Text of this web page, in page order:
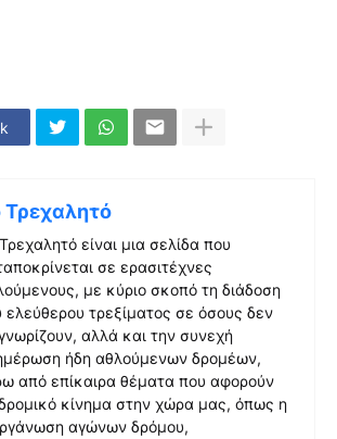
Τρεχαλητό
είναι μια σελίδα που
σε ερασιτέχνες
με κύριο σκοπό τη διάδοση
ελεύθερου τρεξίματος σε όσους δεν
αλλά και την συνεχή
ήδη αθλούμενων δρομέων,
από επίκαιρα θέματα που αφορούν
κίνημα στην χώρα μας, όπως η
αγώνων δρόμου,